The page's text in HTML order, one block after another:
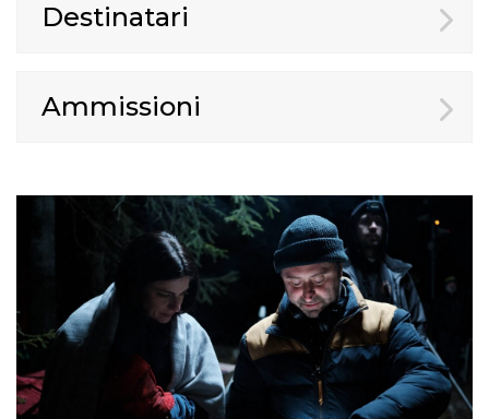
Destinatari
Ammissioni